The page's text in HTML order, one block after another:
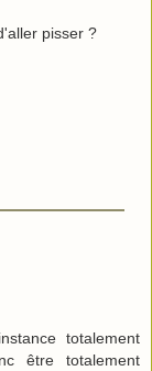
pisser ?
totalement
être totalement